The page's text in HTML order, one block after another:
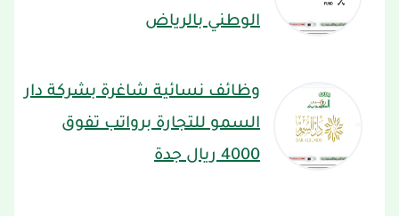
الوطني بالرياض
وظائف نسائية شاغرة بشركة دار
السمو للتجارة برواتب تفوق
4000 ريال جدة